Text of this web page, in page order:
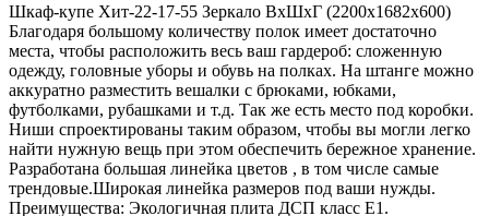
Шкаф-купе Хит-22-17-55 Зеркало ВхШхГ (2200х1682х600)
Благодаря большому количеству полок имеет достаточно
места, чтобы расположить весь ваш гардероб: сложенную
одежду, головные уборы и обувь на полках. На штанге можно
аккуратно разместить вешалки с брюками, юбками,
футболками, рубашками и т.д. Так же есть место под коробки.
Ниши спроектированы таким образом, чтобы вы могли легко
найти нужную вещь при этом обеспечить бережное хранение.
Разработана большая линейка цветов , в том числе самые
трендовые.Широкая линейка размеров под ваши нужды.
Преимущества: Экологичная плита ДСП класс E1.